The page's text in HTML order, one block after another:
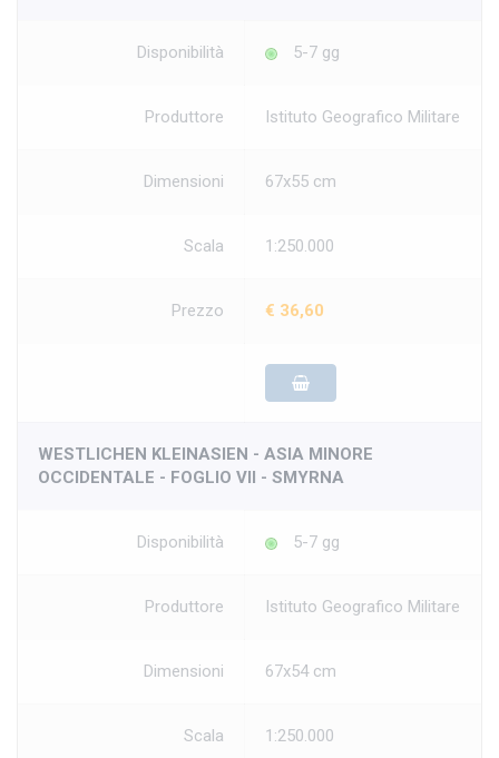
Disponibilità 5-7 gg
Produttore Istituto Geografico Militare
Dimensioni 67x55 cm
Scala 1:250.000
Prezzo € 36,60
WESTLICHEN KLEINASIEN - ASIA MINORE
OCCIDENTALE - FOGLIO VII - SMYRNA
Disponibilità 5-7 gg
Produttore Istituto Geografico Militare
Dimensioni 67x54 cm
Scala 1:250.000